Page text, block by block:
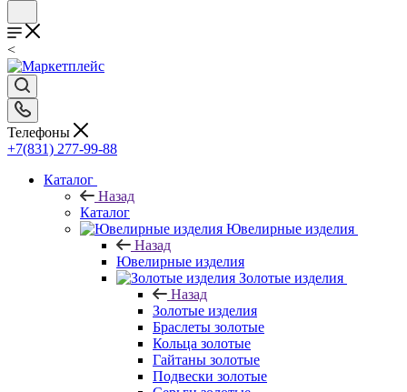
<
Телефоны
+7(831) 277-99-88
Каталог
Назад
Каталог
Ювелирные изделия
Назад
Ювелирные изделия
Золотые изделия
Назад
Золотые изделия
Браслеты золотые
Кольца золотые
Гайтаны золотые
Подвески золотые